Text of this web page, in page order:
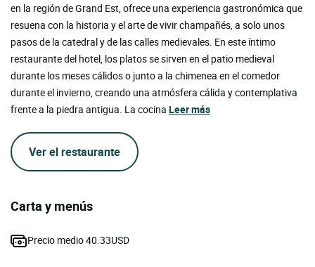
en la región de Grand Est, ofrece una experiencia gastronómica que
resuena con la historia y el arte de vivir champañés, a solo unos
pasos de la catedral y de las calles medievales. En este íntimo
restaurante del hotel, los platos se sirven en el patio medieval
durante los meses cálidos o junto a la chimenea en el comedor
durante el invierno, creando una atmósfera cálida y contemplativa
frente a la piedra antigua. La cocina Leer más
Ver el restaurante
Carta y menús
Precio medio 40.33USD